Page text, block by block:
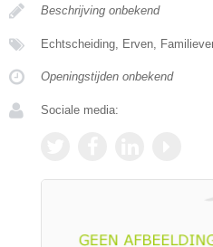
Beschrijving onbekend
Echtscheiding, Erven,
Openingstijden onbekend
Sociale media: